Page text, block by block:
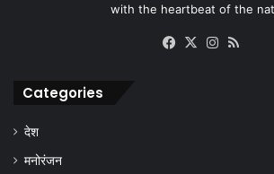
with the heartbeat of the
Facebook
X
Categories
देश
मनोरंजन